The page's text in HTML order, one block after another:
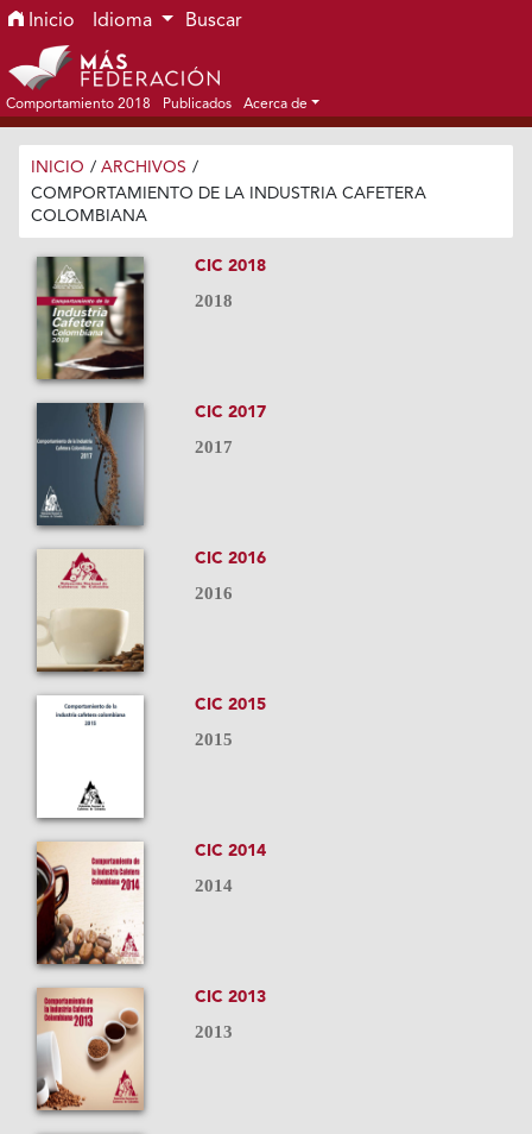
Ir al menú de navegación principal
Ir al contenido principal
Ir al pie de página del sitio
Inicio Idioma Buscar
Comportamiento 2018 Publicados Acerca de
INICIO / ARCHIVOS /
COMPORTAMIENTO DE LA INDUSTRIA CAFETERA
COLOMBIANA
CIC 2018
2018
CIC 2017
2017
CIC 2016
2016
CIC 2015
2015
CIC 2014
2014
CIC 2013
2013